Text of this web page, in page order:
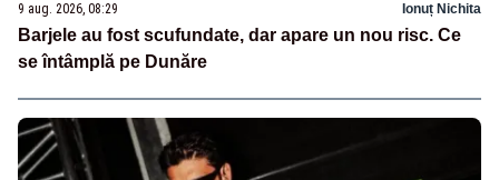
9 aug. 2026, 08:29 Ionuț Nichita
Barjele au fost scufundate, dar apare un nou risc. Ce
se întâmplă pe Dunăre